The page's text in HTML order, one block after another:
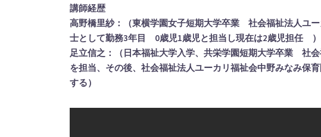
講師経歴
高野橋里紗：（東横学園女子短期大学卒業 社会福祉法人ユ
士として勤務3年目 0歳児1歳児と担当し現在は2歳児担任 ）
足立信之：（日本福祉大学入学、共栄学園短期大学卒業 社
を担当、その後、社会福祉法人ユーカリ福祉会中野みなみ保
する）